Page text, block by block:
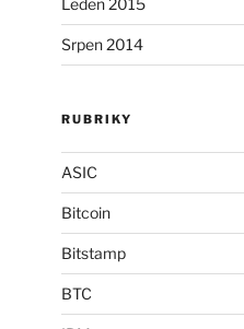
Leden 2015
Srpen 2014
RUBRIKY
ASIC
Bitcoin
Bitstamp
BTC